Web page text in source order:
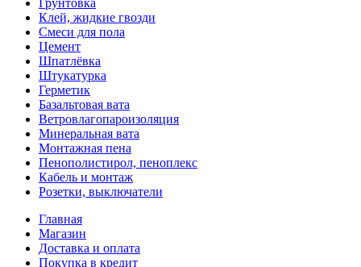
Грунтовка
Клей, жидкие гвозди
Смеси для пола
Цемент
Шпатлёвка
Штукатурка
Герметик
Базальтовая вата
Ветровлагопароизоляция
Минеральная вата
Монтажная пена
Пенополистирол, пеноплекс
Кабель и монтаж
Розетки, выключатели
Главная
Магазин
Доставка и оплата
Покупка в кредит